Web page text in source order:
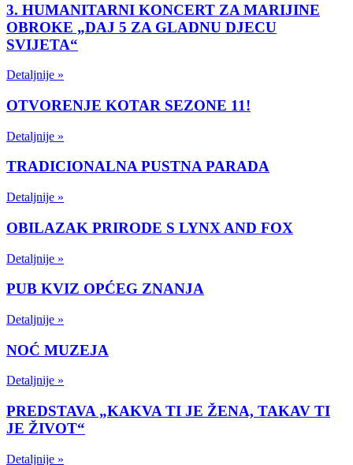
3. HUMANITARNI KONCERT ZA MARIJINE
OBROKE „DAJ 5 ZA GLADNU DJECU
SVIJETA“
Detaljnije »
OTVORENJE KOTAR SEZONE 11!
Detaljnije »
TRADICIONALNA PUSTNA PARADA
Detaljnije »
OBILAZAK PRIRODE S LYNX AND FOX
Detaljnije »
PUB KVIZ OPĆEG ZNANJA
Detaljnije »
NOĆ MUZEJA
Detaljnije »
PREDSTAVA „KAKVA TI JE ŽENA, TAKAV TI
JE ŽIVOT“
Detaljnije »